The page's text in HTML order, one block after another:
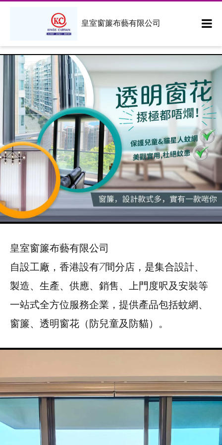
皇室窗簾布藝有限公司
皇室窗簾布藝有限公司
自設工廠，香港設有7間分店，是集合設計、
製造、生產、供應、銷售、上門度呎及安裝等
一站式全方位服務企業，提供產品包括蚊網、
窗簾、透明窗花（防兒童及防貓）。